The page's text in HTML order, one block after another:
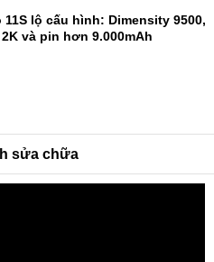
11S lộ cấu hình: Dimensity 9500,
và pin hơn 9.000mAh
sửa chữa